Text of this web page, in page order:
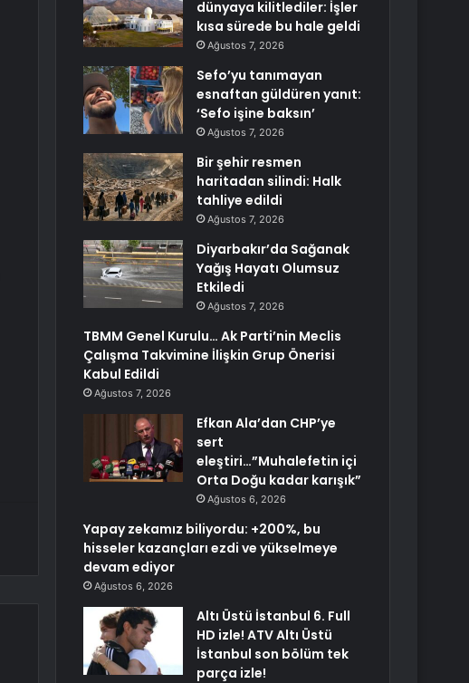
dünyaya kilitlediler: İşler
kısa sürede bu hale geldi
Ağustos 7, 2026
Sefo’yu tanımayan
esnaftan güldüren yanıt:
‘Sefo işine baksın’
Ağustos 7, 2026
Bir şehir resmen
haritadan silindi: Halk
tahliye edildi
Ağustos 7, 2026
Diyarbakır’da Sağanak
Yağış Hayatı Olumsuz
Etkiledi
Ağustos 7, 2026
TBMM Genel Kurulu… Ak Parti’nin Meclis
Çalışma Takvimine İlişkin Grup Önerisi
Kabul Edildi
Ağustos 7, 2026
Efkan Ala’dan CHP’ye
sert
eleştiri…”Muhalefetin içi
Orta Doğu kadar karışık”
Ağustos 6, 2026
Yapay zekamız biliyordu: +200%, bu
hisseler kazançları ezdi ve yükselmeye
devam ediyor
Ağustos 6, 2026
Altı Üstü İstanbul 6. Full
HD izle! ATV Altı Üstü
İstanbul son bölüm tek
parça izle!